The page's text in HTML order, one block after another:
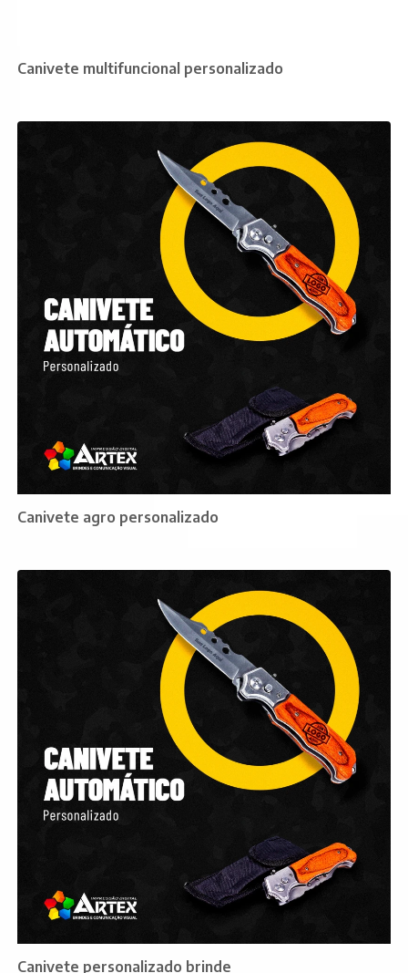
Canivete multifuncional personalizado
Canivete agro personalizado
Canivete personalizado brinde